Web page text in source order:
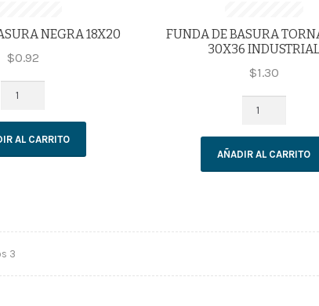
NEGRA 18X20
$0.92
BASURA
NEGRA
18X20
AL CARRITO
FUNDA DE BASURA
30X36
$1.30
BASURA
TORNANUDO
30X36
AÑADIR AL CARRITO
3